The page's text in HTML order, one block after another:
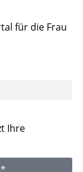
für die Frau
Ihre